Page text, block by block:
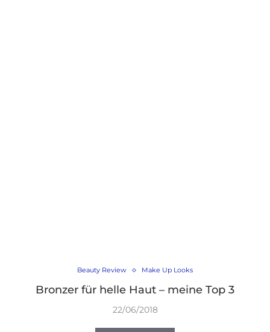
Beauty Review Make Up Looks
Bronzer für helle Haut – meine Top 3
22/06/2018